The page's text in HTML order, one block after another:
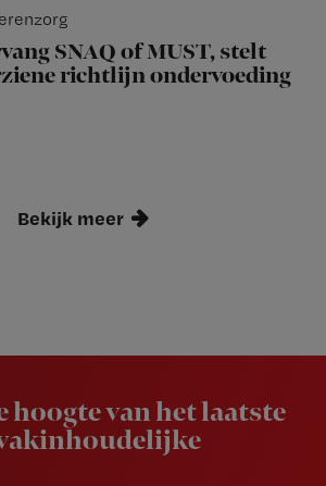
SNAQ of MUST, stelt
richtlijn ondervoeding
Bekijk meer
hoogte van het laatste